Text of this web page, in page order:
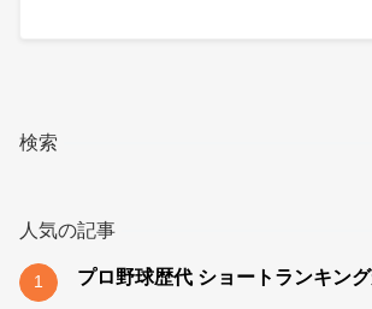
検索
人気の記事
1 プロ野球歴代 ショートランキン